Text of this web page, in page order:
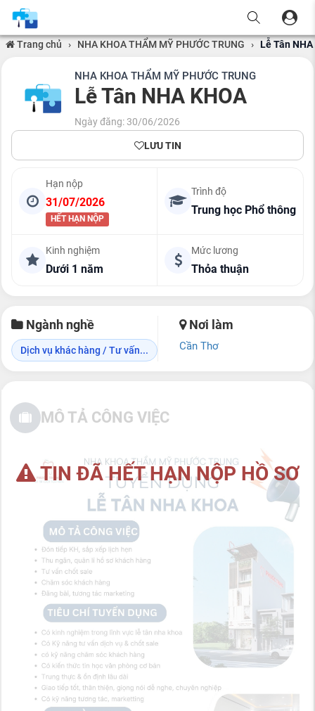
Trang chủ › NHA KHOA THẨM MỸ PHƯỚC TRUNG › Lễ Tân NHA
NHA KHOA THẨM MỸ PHƯỚC TRUNG
Lễ Tân NHA KHOA
Ngày đăng: 30/06/2026
LƯU TIN
Hạn nộp
31/07/2026
HẾT HẠN NỘP
Trình độ
Trung học Phổ thông
Kinh nghiệm
Dưới 1 năm
Mức lương
Thỏa thuận
Ngành nghề
Dịch vụ khác hàng / Tư vấn...
Nơi làm
Cần Thơ
TIN ĐÃ HẾT HẠN NỘP HỒ SƠ
MÔ TẢ CÔNG VIỆC